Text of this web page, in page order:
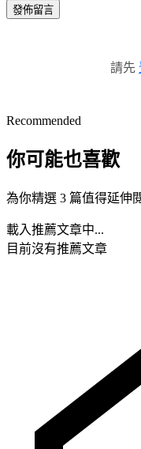
發佈留言
請先
Recommended
你可能也喜歡
為你精選 3 篇值得延伸
載入推薦文章中...
目前沒有推薦文章